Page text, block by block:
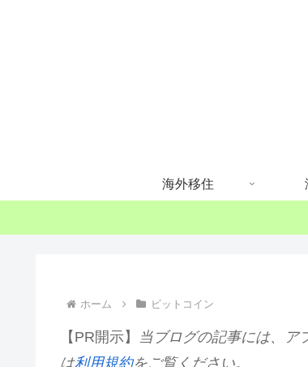
海外移住
ホーム ビットコイン
【PR開示】
当ブログの記事には、ア
は利用規約をご覧ください。